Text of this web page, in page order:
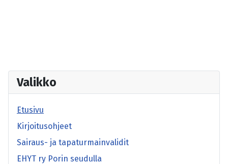
Valikko
Etusivu
Kirjoitusohjeet
Sairaus- ja tapaturmainvalidit
EHYT ry Porin seudulla